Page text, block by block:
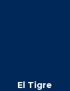
El Tigre